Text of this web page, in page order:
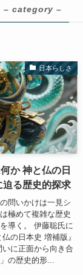
– category –
日本らしさ
か 神と仏の日
る歴史的探求
問いかけは一見シ
極めて複雑な歴史
導く。 伊藤聡氏に
の日本史 増補版』
いに正面から向き合
の歴史的形...